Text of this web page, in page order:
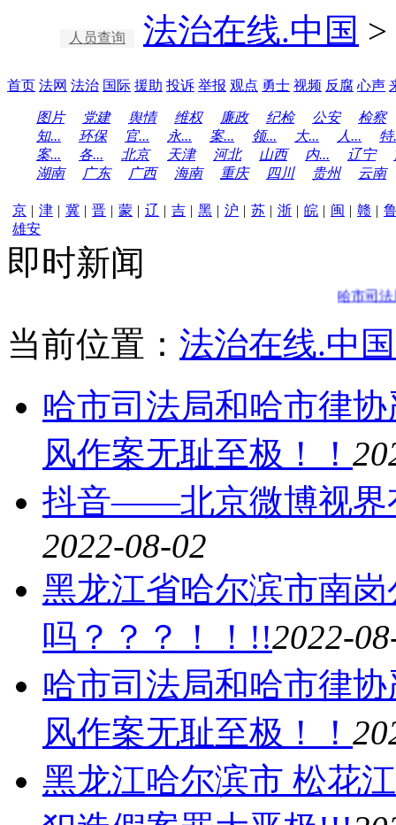
人员查询 法治在线.中国 >
首页 法网 法治 国际 援助 投诉 举报 观点 勇士 视频 反腐 心声
图片 党建 舆情 维权 廉政 纪检 公安
检察
知...
环保 官... 永... 案... 领... 大... 人...
特
案...
各... 北京 天津 河北 山西 内... 辽宁
湖南
广东 广西 海南 重庆 四川 贵州 云南
京 | 津 | 冀 | 晋 | 蒙 | 辽 | 吉 | 黑 | 沪 | 苏 | 浙 | 皖 | 闽 | 赣 |
雄安
即时新闻
哈市司法
当前位置： 法治在线.中
哈市司法局和哈市律
风作案无耻至极！！
抖音——北京微博视界
2022-08-02
黑龙江省哈尔滨市南
吗？？？！！!!2022-
哈市司法局和哈市律
风作案无耻至极！！
黑龙江哈尔滨市 松花